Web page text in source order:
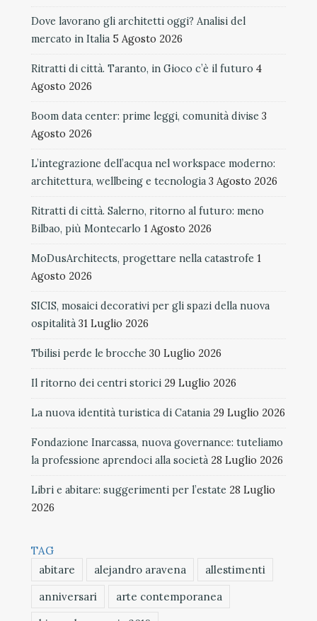
Dove lavorano gli architetti oggi? Analisi del
mercato in Italia 5 Agosto 2026
Ritratti di città. Taranto, in Gioco c’è il futuro 4
Agosto 2026
Boom data center: prime leggi, comunità divise 3
Agosto 2026
L’integrazione dell’acqua nel workspace moderno:
architettura, wellbeing e tecnologia 3 Agosto 2026
Ritratti di città. Salerno, ritorno al futuro: meno
Bilbao, più Montecarlo 1 Agosto 2026
MoDusArchitects, progettare nella catastrofe 1
Agosto 2026
SICIS, mosaici decorativi per gli spazi della nuova
ospitalità 31 Luglio 2026
Tbilisi perde le brocche 30 Luglio 2026
Il ritorno dei centri storici 29 Luglio 2026
La nuova identità turistica di Catania 29 Luglio 2026
Fondazione Inarcassa, nuova governance: tuteliamo
la professione aprendoci alla società 28 Luglio 2026
Libri e abitare: suggerimenti per l’estate 28 Luglio
2026
TAG
abitare
alejandro aravena
allestimenti
anniversari
arte contemporanea